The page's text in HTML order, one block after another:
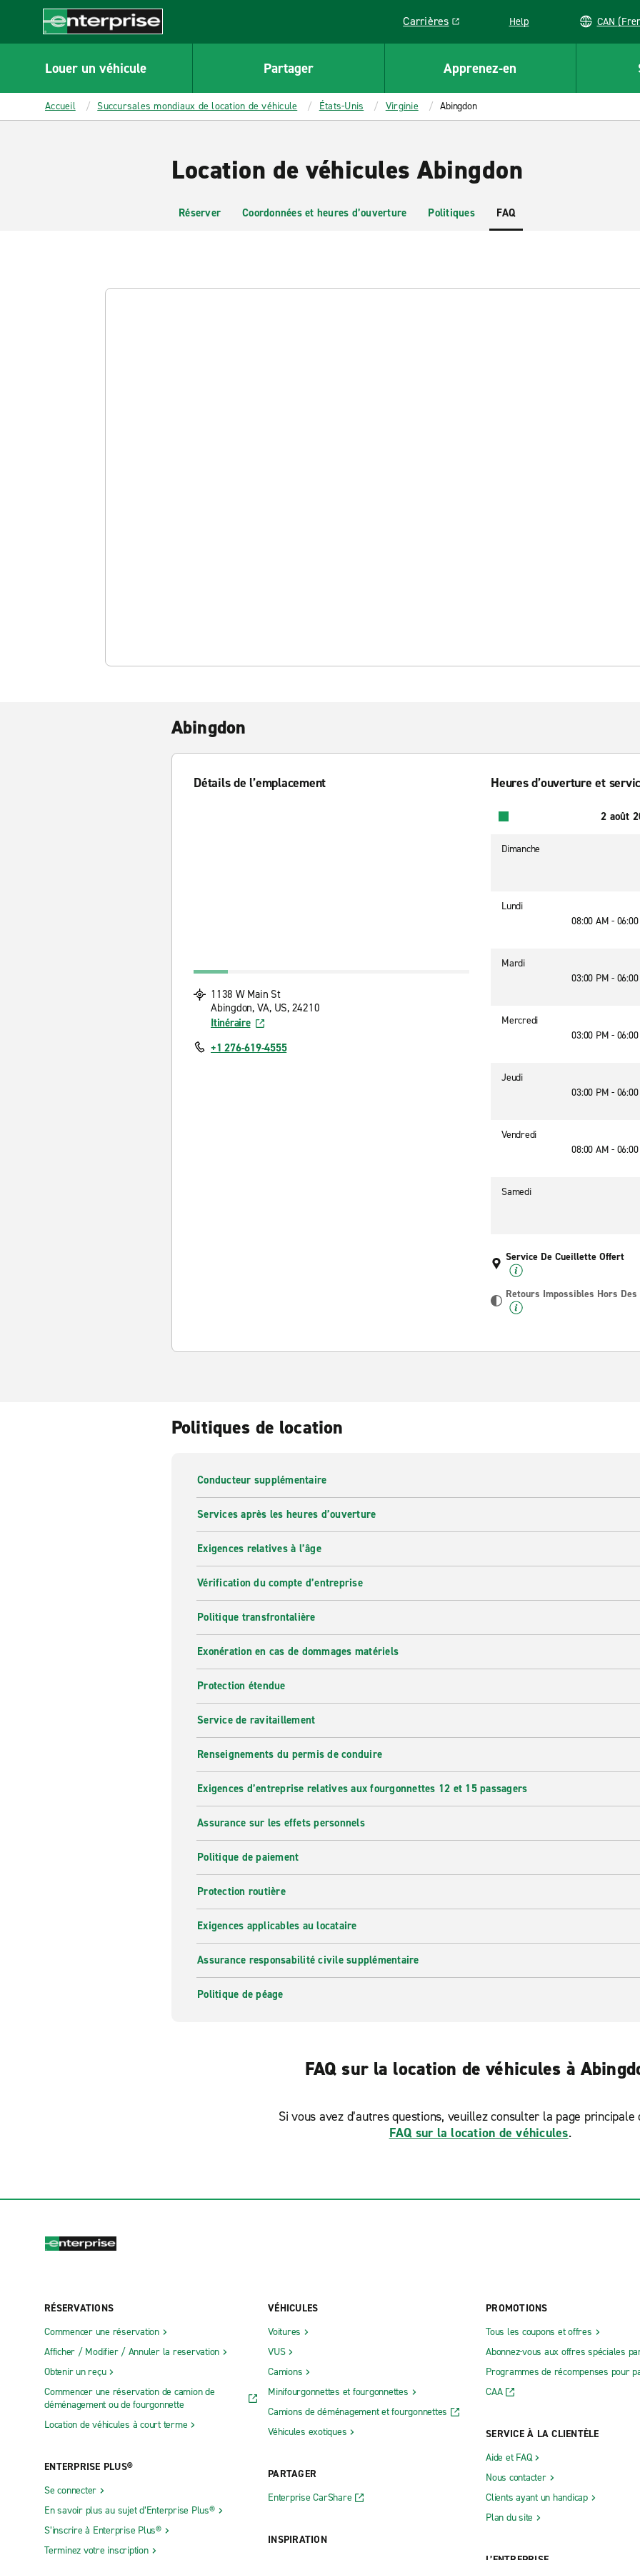
CONTENT
Enterprise
Carrières
Link opens in a new window
Help CAN
Louer un véhicule Partager Apprenez-en
Accueil Succursales mondiaux de location de véhicule États-Unis Virginie Abingdon
Location de véhicules Abingdon
Réserver Coordonnées et heures d’ouverture Politiques FAQ
Abingdon
Détails de l’emplacement
1138 W Main St
Abingdon, VA, US, 24210
Itinéraire
+1 276-619-4555
Heures d’ouverture et
2 août
Dimanche
Lundi
08:00 AM -
Mardi
03:00 PM -
Mercredi
03:00 PM -
Jeudi
03:00 PM -
Vendredi
08:00 AM -
Samedi
Service De Cueillette Offert
Retours Impossibles Hors
Politiques de location
Conducteur supplémentaire
Services après les heures d’ouverture
Exigences relatives à l’âge
Vérification du compte d’entreprise
Politique transfrontalière
Exonération en cas de dommages matériels
Protection étendue
Service de ravitaillement
Renseignements du permis de conduire
Exigences d’entreprise relatives aux fourgonnettes 12 et 15 passagers
Assurance sur les effets personnels
Politique de paiement
Protection routière
Exigences applicables au locataire
Assurance responsabilité civile supplémentaire
Politique de péage
FAQ sur la location de véhicules à
Si vous avez d’autres questions, veuillez consulter la page principale
FAQ sur la location de véhicules.
RÉSERVATIONS
Commencer une réservation
Afficher / Modifier / Annuler la reservation
Obtenir un reçu
Commencer une réservation de camion de
déménagement ou de fourgonnette
Location de véhicules à court terme
ENTERPRISE PLUS®
Se connecter
En savoir plus au sujet d’Enterprise Plus®
S’inscrire à Enterprise Plus®
Terminez votre inscription
VÉHICULES
Voitures
VUS
Camions
Minifourgonnettes et fourgonnettes
Camions de déménagement et fourgonnettes
Véhicules exotiques
PARTAGER
Enterprise CarShare
INSPIRATION
PROMOTIONS
Tous les coupons et offres
Abonnez-vous aux offres spéciales
Programmes de récompenses pour
CAA
SERVICE À LA CLIENTÈLE
Aide et FAQ
Nous contacter
Clients ayant un handicap
Plan du site